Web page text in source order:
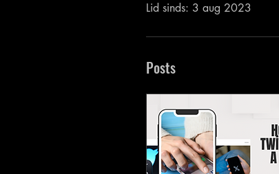
Lid sinds: 3 aug 2023
Posts